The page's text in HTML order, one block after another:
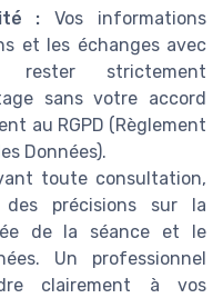
: Vos informations
et les échanges avec
strictement
sans votre accord
au RGPD (Règlement
Données).
toute consultation,
des précisions sur la
de la séance et le
Un professionnel
clairement à vos